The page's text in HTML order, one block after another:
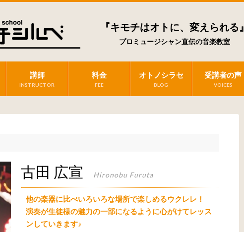
『キモチはオトに、変えられる』
プロミュージシャン直伝の音楽教室
講師
INSTRUCTOR
料金
FEE
オトノシラセ
BLOG
受講者の声
VOICES
古田 広宣 Hironobu Furuta
他の楽器に比べいろいろな場所で楽しめるウクレレ！
演奏が生徒様の魅力の一部になるように心がけてレッス
ンしていきます♪